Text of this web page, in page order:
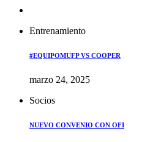
Entrenamiento
#EQUIPOMUFP VS COOPER
marzo 24, 2025
Socios
NUEVO CONVENIO CON OFI